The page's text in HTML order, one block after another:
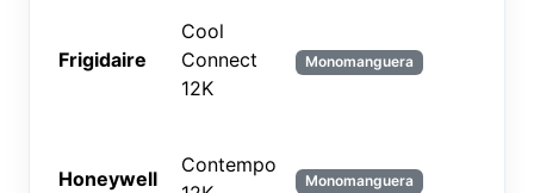
Frigidaire
Cool
Connect
12K
Monomanguera
Honeywell
Contempo
Monomanguera